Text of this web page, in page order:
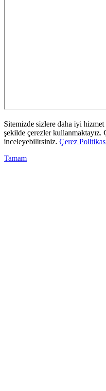
Sitemizde sizlere daha iyi
şekilde çerezler kullanmaktayız.
inceleyebilirsiniz. Çerez
Tamam